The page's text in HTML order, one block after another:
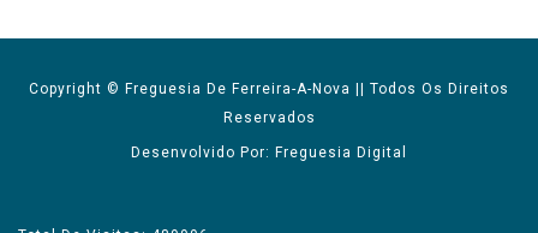
Copyright © Freguesia De Ferreira-A-Nova || Todos Os Direitos
Reservados
Desenvolvido Por: Freguesia Digital